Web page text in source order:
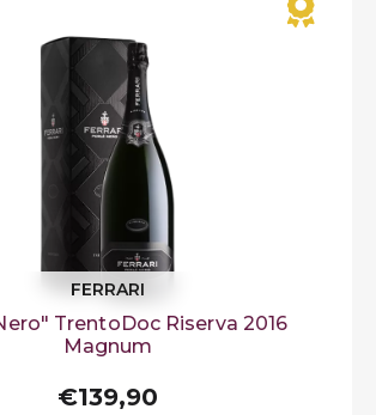
FERRARI
TrentoDoc Riserva 2016
Magnum
€139,90